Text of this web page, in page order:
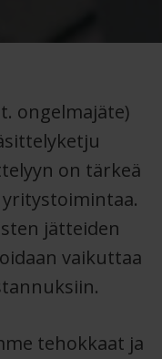
ongelmajäte)
on tärkeä
jätteiden
vaikuttaa
tehokkaat ja